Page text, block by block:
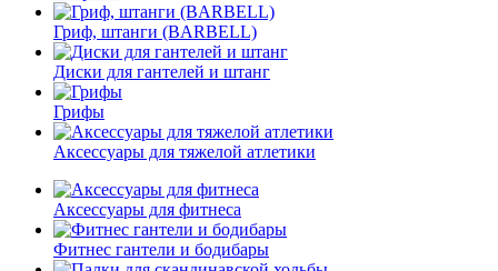
Гриф, штанги (BARBELL)
Диски для гантелей и штанг
Грифы
Аксессуары для тяжелой атлетики
Аксессуары для фитнеса
Фитнес гантели и бодибары